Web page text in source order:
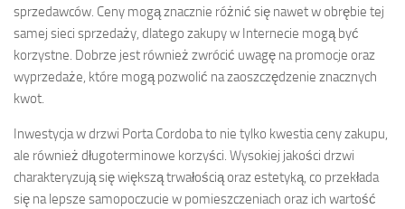
sprzedawców. Ceny mogą znacznie różnić się nawet w obrębie tej
samej sieci sprzedaży, dlatego zakupy w Internecie mogą być
korzystne. Dobrze jest również zwrócić uwagę na promocje oraz
wyprzedaże, które mogą pozwolić na zaoszczędzenie znacznych
kwot.
Inwestycja w drzwi Porta Cordoba to nie tylko kwestia ceny zakupu,
ale również długoterminowe korzyści. Wysokiej jakości drzwi
charakteryzują się większą trwałością oraz estetyką, co przekłada
się na lepsze samopoczucie w pomieszczeniach oraz ich wartość